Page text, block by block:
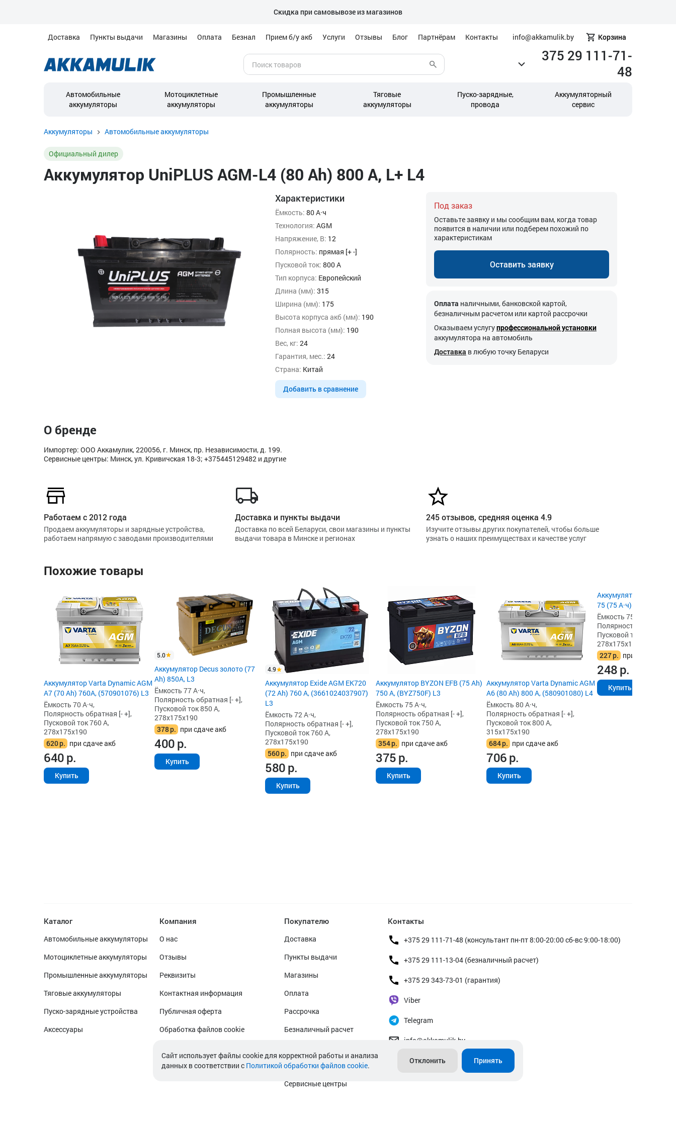
Скидка при самовывозе из магазинов
Доставка Пункты выдачи Магазины Оплата Безнал Прием б/у акб Услуги Отзывы Блог Партнёрам Контакты info@akkamulik.by Корзина
375 29 111-71-
48
Автомобильные
аккумуляторы
Мотоциклетные
аккумуляторы
Промышленные
аккумуляторы
Тяговые
аккумуляторы
Пуско-зарядные,
провода
Аккумуляторный
сервис
Аккумуляторы Автомобильные аккумуляторы
Официальный дилер
Аккумулятор UniPLUS AGM-L4 (80 Ah) 800 А, L+ L4
Характеристики
Ёмкость: 80 А·ч
Технология: AGM
Напряжение, В: 12
Полярность: прямая [+ -]
Пусковой ток: 800 А
Тип корпуса: Европейский
Длина (мм): 315
Ширина (мм): 175
Высота корпуса акб (мм): 190
Полная высота (мм): 190
Вес, кг: 24
Гарантия, мес.: 24
Страна: Китай
Добавить в сравнение
Под заказ
Оставьте заявку и мы сообщим вам, когда товар
появится в наличии или подберем похожий по
характеристикам
Оставить заявку
Оплата наличными, банковской картой,
безналичным расчетом или картой рассрочки
Оказываем услугупрофессиональной установки
аккумулятора на автомобиль
Доставка в любую точку Беларуси
О бренде
Импортер: ООО Аккамулик, 220056, г. Минск, пр. Независимости, д. 199.
Сервисные центры: Минск, ул. Кривичская 18-3; +375445129482 и другие
Работаем с 2012 года
Продаем аккумуляторы и зарядные устройства,
работаем напрямую с заводами производителями
Доставка и пункты выдачи
Доставка по всей Беларуси, свои магазины и пункты
выдачи товара в Минске и регионах
245 отзывов, средняя оценка 4.9
Изучите отзывы других покупателей, чтобы больше
узнать о наших преимуществах и качестве услуг
Похожие товары
Аккумулятор Varta Dynamic AGM
A7 (70 Ah) 760A, (570901076) L3
Ёмкость 70 А·ч,
Полярность обратная [- +],
Пусковой ток 760 А,
278x175x190
620р. при сдаче акб
640р.
Купить
5.0
Аккумулятор Decus золото (77
Ah) 850А, L3
Ёмкость 77 А·ч,
Полярность обратная [- +],
Пусковой ток 850 А,
278x175x190
378р. при сдаче акб
400р.
Купить
4.9
Аккумулятор Exide AGM EK720
(72 Ah) 760 А, (3661024037907)
L3
Ёмкость 72 А·ч,
Полярность обратная [- +],
Пусковой ток 760 А,
278x175x190
560р. при сдаче акб
580р.
Купить
Аккумулятор BYZON EFB (75 Ah)
750 А, (BYZ750F) L3
Ёмкость 75 А·ч,
Полярность обратная [- +],
Пусковой ток 750 А,
278x175x190
354р. при сдаче акб
375р.
Купить
Аккумулятор Varta Dynamic AGM
A6 (80 Ah) 800 А, (580901080) L4
Ёмкость 80 А·ч,
Полярность обратная [- +],
Пусковой ток 800 А,
315x175x190
684р. при сдаче акб
706р.
Купить
Аккумулятор Eurostart
75 (75 А·ч) 680 А, L3
Ёмкость 75 А·ч,
Полярность обратная
Пусковой ток 680 А,
278x175x190
227р. при сдаче акб
248р.
Купить
Каталог
Автомобильные аккумуляторы
Мотоциклетные аккумуляторы
Промышленные аккумуляторы
Тяговые аккумуляторы
Пуско-зарядные устройства
Аксессуары
Компания
О нас
Отзывы
Реквизиты
Контактная информация
Публичная оферта
Обработка файлов cookie
Покупателю
Доставка
Пункты выдачи
Магазины
Оплата
Рассрочка
Безналичный расчет
Гарантийное обслуживание
Сервисные центры
Контакты
+375 29 111-71-48 (консультант пн-пт 8:00-20:00 сб-вс 9:00-18:00)
+375 29 111-13-04 (безналичный расчет)
+375 29 343-73-01 (гарантия)
Viber
Telegram
info@akkamulik.by
Cайт использует файлы cookie для корректной работы и анализа
данных в соответствии с Политикой обработки файлов cookie.
Отклонить Принять